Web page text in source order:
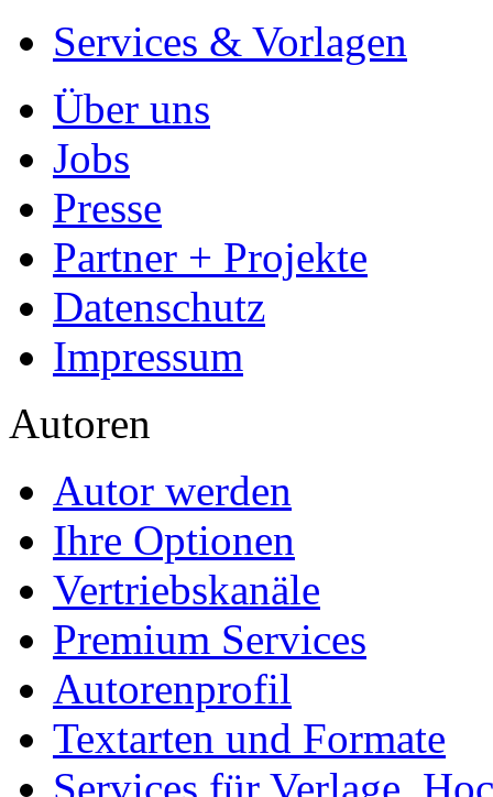
Services & Vorlagen
Über uns
Jobs
Presse
Partner + Projekte
Datenschutz
Impressum
Autoren
Autor werden
Ihre Optionen
Vertriebskanäle
Premium Services
Autorenprofil
Textarten und Formate